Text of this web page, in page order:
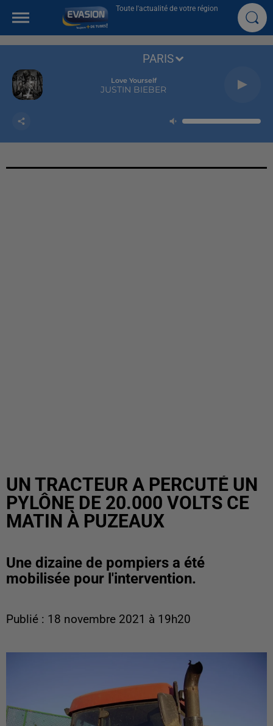
Toute l'actualité de votre région
Love Yourself
JUSTIN BIEBER
PARIS
UN TRACTEUR A PERCUTÉ UN
PYLÔNE DE 20.000 VOLTS CE
MATIN À PUZEAUX
Une dizaine de pompiers a été
mobilisée pour l'intervention.
Publié : 18 novembre 2021 à 19h20